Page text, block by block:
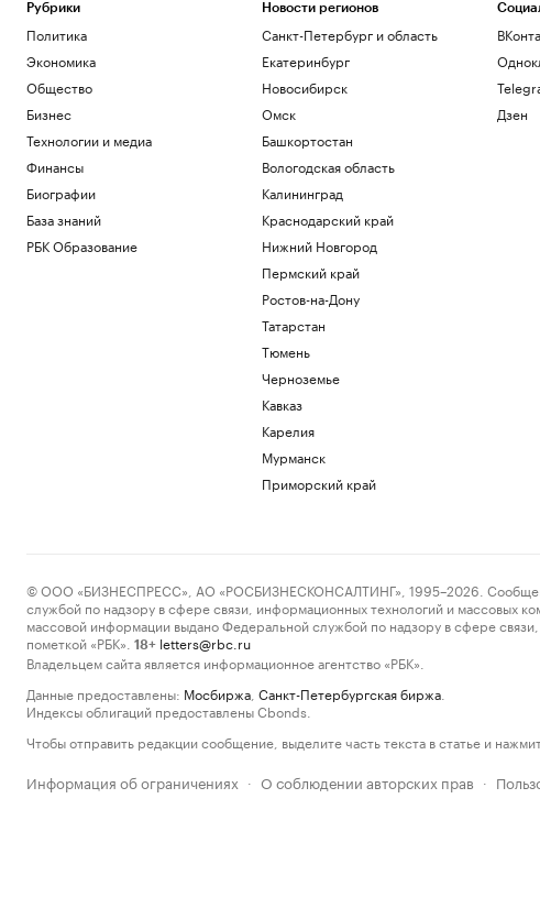
Рубрики
Политика
Экономика
Общество
Бизнес
Технологии и медиа
Финансы
Биографии
База знаний
РБК Образование
Новости регионов
Санкт-Петербург и область
Екатеринбург
Новосибирск
Омск
Башкортостан
Вологодская область
Калининград
Краснодарский край
Нижний Новгород
Пермский край
Ростов-на-Дону
Татарстан
Тюмень
Черноземье
Кавказ
Карелия
Мурманск
Приморский край
Дзен
© ООО «БИЗНЕСПРЕСС», АО «РОСБИЗНЕСКОНСАЛТИНГ», 1995–2026. Сообщения
службой по надзору в сфере связи, информационных технологий и массовых
массовой информации выдано Федеральной службой по надзору в сфере
пометкой «РБК».
18+ letters@rbc.ru
Владельцем сайта является информационное агентство «РБК».
Данные предоставлены: Мосбиржа Санкт-Петербургская биржа
Индексы облигаций предоставлены Cbonds.
Чтобы отправить редакции сообщение, выделите часть текста в статье и
Информация об ограничениях · О соблюдении авторских прав ·